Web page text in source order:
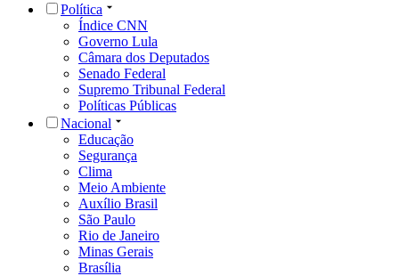
Política
Índice CNN
Governo Lula
Câmara dos Deputados
Senado Federal
Supremo Tribunal Federal
Políticas Públicas
Nacional
Educação
Segurança
Clima
Meio Ambiente
Auxílio Brasil
São Paulo
Rio de Janeiro
Minas Gerais
Brasília